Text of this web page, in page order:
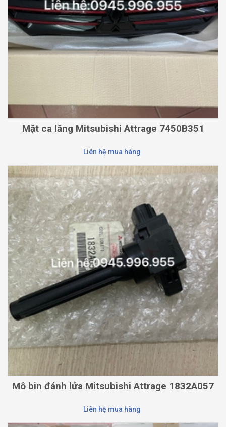
Mặt ca lăng Mitsubishi Attrage 7450B351
Liên hệ mua hàng
Mô bin đánh lửa Mitsubishi Attrage 1832A057
Liên hệ mua hàng